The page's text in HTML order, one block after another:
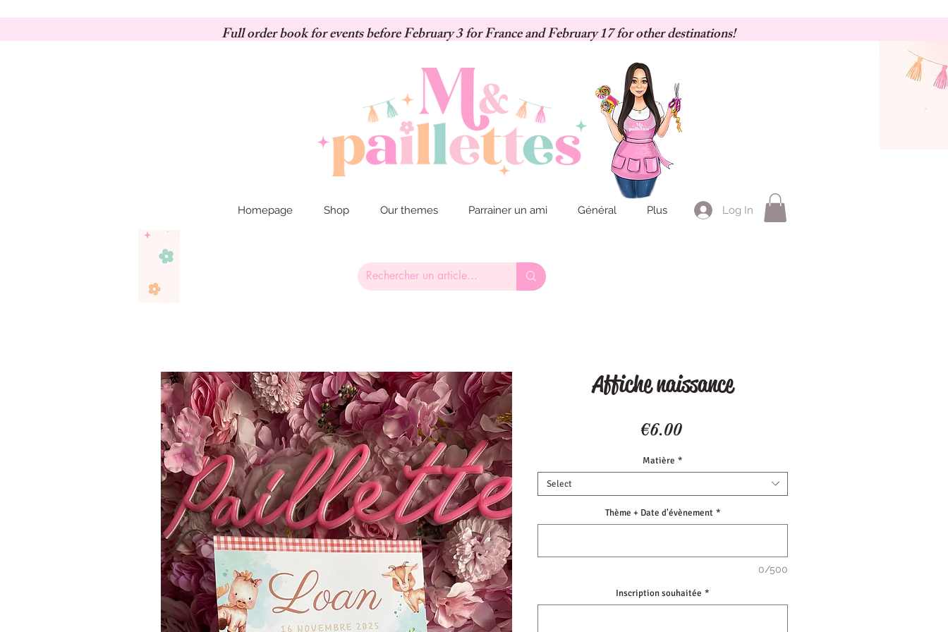
Full order book for events before February 3 for France and February 17 for other destinations!
Log In
Homepage Shop Our themes Parrainer un ami Général Plus
Affiche naissance
€6.00Price
Matière *
Select
Thème + Date d'évènement *
0/500
Inscription souhaitée *